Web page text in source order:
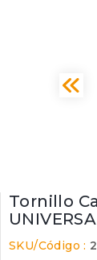
Tornillo
SKU/Código :